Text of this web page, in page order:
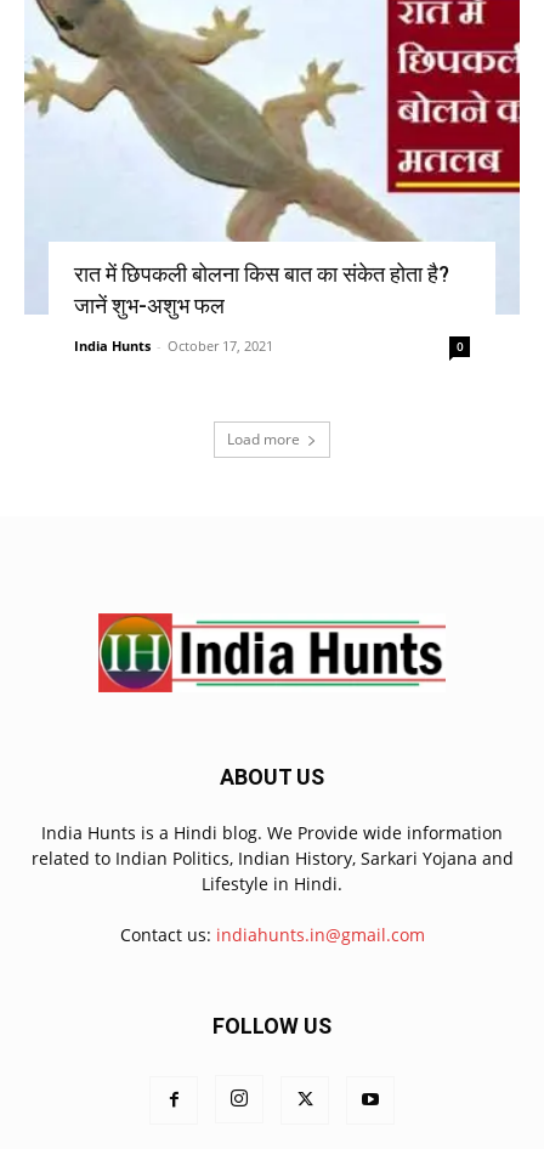
रात में छिपकली बोलना किस बात का संकेत होता है?
जानें शुभ-अशुभ फल
India Hunts - October 17, 2021 0
Load more
ABOUT US
India Hunts is a Hindi blog. We Provide wide information
related to Indian Politics, Indian History, Sarkari Yojana and
Lifestyle in Hindi.
Contact us: indiahunts.in@gmail.com
FOLLOW US